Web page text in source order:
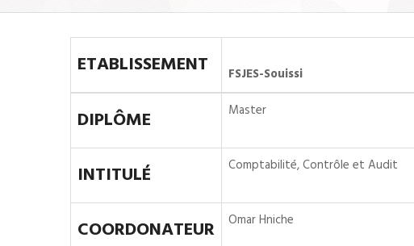
ETABLISSEMENT FSJES-Souissi
DIPLÔME Master
INTITULÉ Comptabilité, Contrôle et Audit
COORDONATEUR Omar Hniche